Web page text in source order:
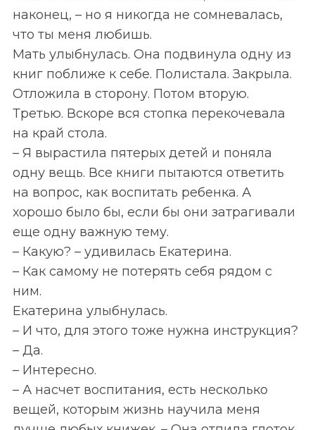
наконец, – но я никогда не сомневалась,
что ты меня любишь.
Мать улыбнулась. Она подвинула одну из
книг поближе к себе. Полистала. Закрыла.
Отложила в сторону. Потом вторую.
Третью. Вскоре вся стопка перекочевала
на край стола.
– Я вырастила пятерых детей и поняла
одну вещь. Все книги пытаются ответить
на вопрос, как воспитать ребенка. А
хорошо было бы, если бы они затрагивали
еще одну важную тему.
– Какую? – удивилась Екатерина.
– Как самому не потерять себя рядом с
ним.
Екатерина улыбнулась.
– И что, для этого тоже нужна инструкция?
– Да.
– Интересно.
– А насчет воспитания, есть несколько
вещей, которым жизнь научила меня